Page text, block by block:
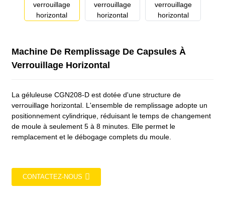
Machine De Remplissage De Capsules À
Verrouillage Horizontal
La géluleuse CGN208-D est dotée d'une structure de
verrouillage horizontal. L'ensemble de remplissage adopte un
positionnement cylindrique, réduisant le temps de changement
de moule à seulement 5 à 8 minutes. Elle permet le
remplacement et le débogage complets du moule.
CONTACTEZ-NOUS